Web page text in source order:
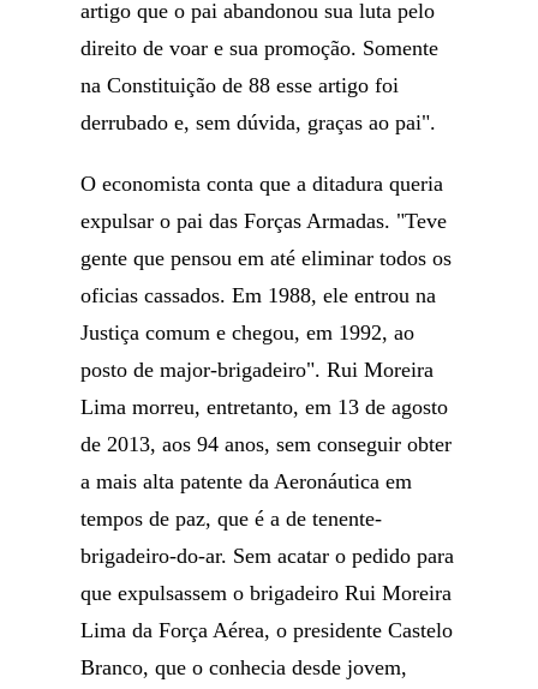
artigo que o pai abandonou sua luta pelo
direito de voar e sua promoção. Somente
na Constituição de 88 esse artigo foi
derrubado e, sem dúvida, graças ao pai".
O economista conta que a ditadura queria
expulsar o pai das Forças Armadas. "Teve
gente que pensou em até eliminar todos os
oficias cassados. Em 1988, ele entrou na
Justiça comum e chegou, em 1992, ao
posto de major-brigadeiro". Rui Moreira
Lima morreu, entretanto, em 13 de agosto
de 2013, aos 94 anos, sem conseguir obter
a mais alta patente da Aeronáutica em
tempos de paz, que é a de tenente-
brigadeiro-do-ar. Sem acatar o pedido para
que expulsassem o brigadeiro Rui Moreira
Lima da Força Aérea, o presidente Castelo
Branco, que o conhecia desde jovem,